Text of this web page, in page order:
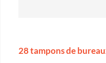
28 tampons de